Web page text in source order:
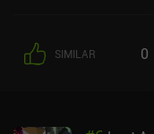
SIMILAR 0